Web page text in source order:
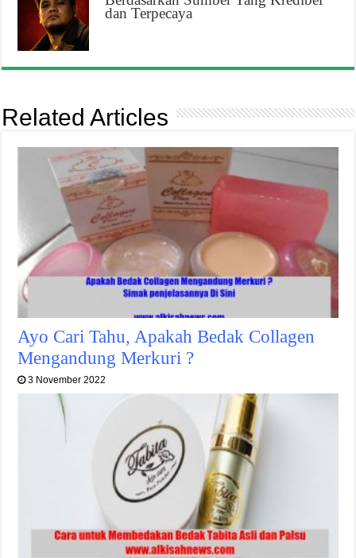
dan Terpecaya
Related Articles
Ayo Cari Tahu, Apakah Bedak Collagen
Mengandung Merkuri ?
3 November 2022